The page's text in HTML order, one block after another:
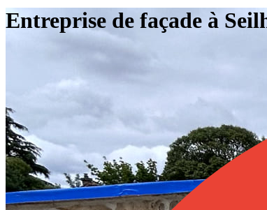
Entreprise de façade à